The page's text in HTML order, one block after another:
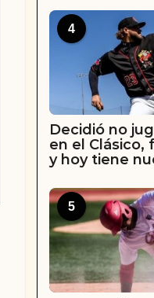
4
Decidió no
en el Clásico,
y hoy tiene
5